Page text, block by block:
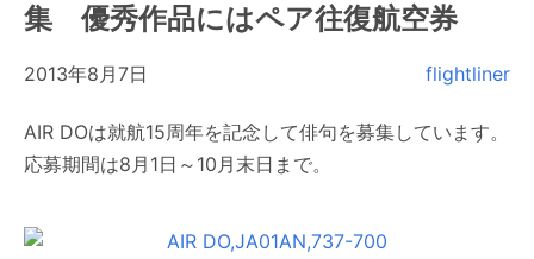
集 優秀作品にはペア往復航空券
2013年8月7日 flightliner
AIR DOは就航15周年を記念して俳句を募集しています。
応募期間は8月1日～10月末日まで。